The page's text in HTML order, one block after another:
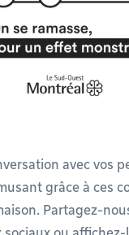
avec vos
grâce à ces
Partagez-